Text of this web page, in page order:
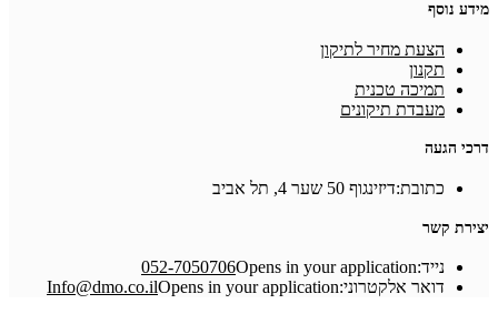
מידע נוסף
הצעת מחיר לתיקון
תקנון
תמיכה טכנית
מעבדת תיקונים
דרכי הגעה
כתובת:דיזינגוף 50 שער 4, תל אביב
יצירת קשר
נייד: 052-7050706Opens in your application
דואר אלקטרוני:
Info@dmo.co.ilOpens in your application